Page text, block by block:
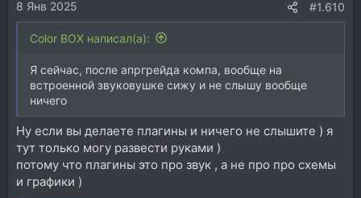
8 Янв 2025 #1.610
Color BOX написал(а):
Я сейчас, после апргрейда компа, вообще на
встроенной звуковушке сижу и не слышу вообще
ничего
Ну если вы делаете плагины и ничего не слышите ) я
тут только могу развести руками )
потому что плагины это про звук , а не про про схемы
и графики )